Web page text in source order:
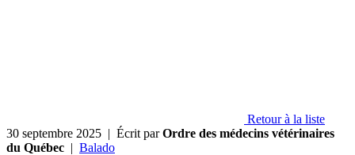
Retour à la liste
30 septembre 2025 | Écrit parOrdre des médecins vétérinaires
du Québec | Balado